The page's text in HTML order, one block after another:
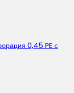
0,45 PE с